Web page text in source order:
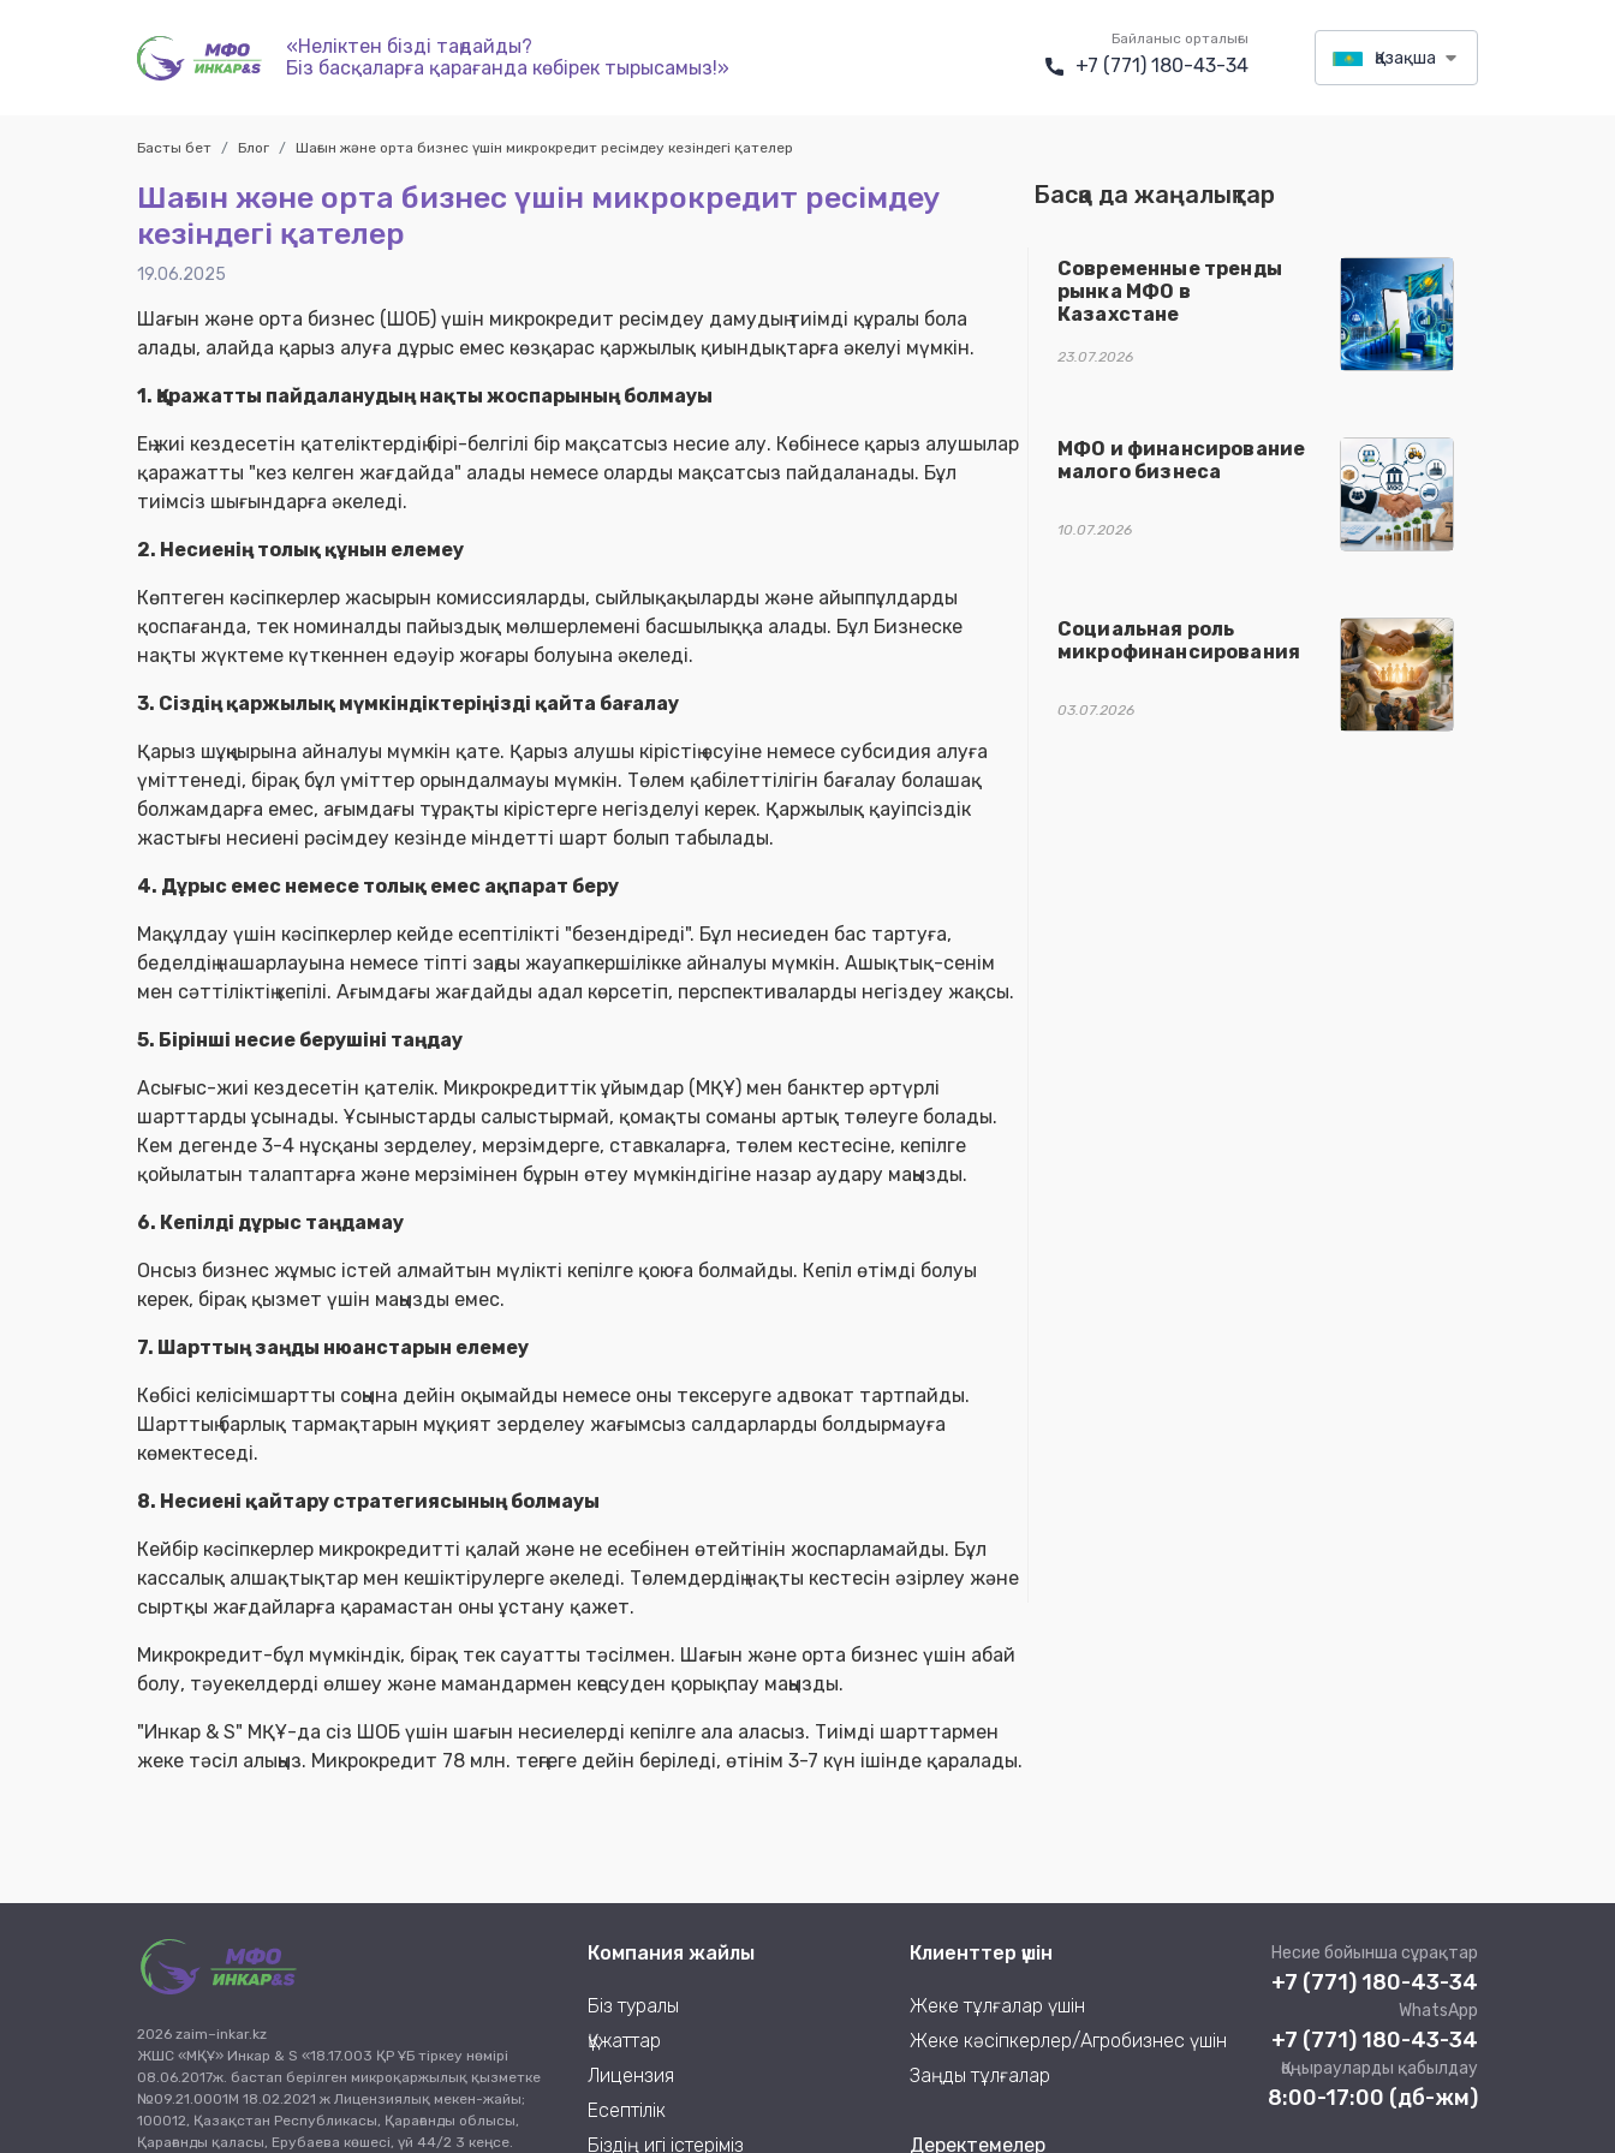
«Неліктен бізді таңдайды?
Біз басқаларға қарағанда көбірек тырысамыз!»
Байланыс орталығы
+7 (771) 180-43-34 Қазақша
Басты бет Блог Шағын және орта бизнес үшін микрокредит ресімдеу кезіндегі қателер
Шағын және орта бизнес үшін микрокредит ресімдеу
кезіндегі қателер
19.06.2025
Шағын және орта бизнес (ШОБ) үшін микрокредит ресімдеу дамудың тиімді құралы бола
алады, алайда қарыз алуға дұрыс емес көзқарас қаржылық қиындықтарға әкелуі мүмкін.
1. Қаражатты пайдаланудың нақты жоспарының болмауы
Ең жиі кездесетін қателіктердің бірі-белгілі бір мақсатсыз несие алу. Көбінесе қарыз алушылар
қаражатты "кез келген жағдайда" алады немесе оларды мақсатсыз пайдаланады. Бұл
тиімсіз шығындарға әкеледі.
2. Несиенің толық құнын елемеу
Көптеген кәсіпкерлер жасырын комиссияларды, сыйлықақыларды және айыппұлдарды
қоспағанда, тек номиналды пайыздық мөлшерлемені басшылыққа алады. Бұл Бизнеске
нақты жүктеме күткеннен едәуір жоғары болуына әкеледі.
3. Сіздің қаржылық мүмкіндіктеріңізді қайта бағалау
Қарыз шұңқырына айналуы мүмкін қате. Қарыз алушы кірістің өсуіне немесе субсидия алуға
үміттенеді, бірақ бұл үміттер орындалмауы мүмкін. Төлем қабілеттілігін бағалау болашақ
болжамдарға емес, ағымдағы тұрақты кірістерге негізделуі керек. Қаржылық қауіпсіздік
жастығы несиені рәсімдеу кезінде міндетті шарт болып табылады.
4. Дұрыс емес немесе толық емес ақпарат беру
Мақұлдау үшін кәсіпкерлер кейде есептілікті "безендіреді". Бұл несиеден бас тартуға,
беделдің нашарлауына немесе тіпті заңды жауапкершілікке айналуы мүмкін. Ашықтық-сенім
мен сәттіліктің кепілі. Ағымдағы жағдайды адал көрсетіп, перспективаларды негіздеу жақсы.
5. Бірінші несие берушіні таңдау
Асығыс-жиі кездесетін қателік. Микрокредиттік ұйымдар (МҚҰ) мен банктер әртүрлі
шарттарды ұсынады. Ұсыныстарды салыстырмай, қомақты соманы артық төлеуге болады.
Кем дегенде 3-4 нұсқаны зерделеу, мерзімдерге, ставкаларға, төлем кестесіне, кепілге
қойылатын талаптарға және мерзімінен бұрын өтеу мүмкіндігіне назар аудару маңызды.
6. Кепілді дұрыс таңдамау
Онсыз бизнес жұмыс істей алмайтын мүлікті кепілге қоюға болмайды. Кепіл өтімді болуы
керек, бірақ қызмет үшін маңызды емес.
7. Шарттың заңды нюанстарын елемеу
Көбісі келісімшартты соңына дейін оқымайды немесе оны тексеруге адвокат тартпайды.
Шарттың барлық тармақтарын мұқият зерделеу жағымсыз салдарларды болдырмауға
көмектеседі.
8. Несиені қайтару стратегиясының болмауы
Кейбір кәсіпкерлер микрокредитті қалай және не есебінен өтейтінін жоспарламайды. Бұл
кассалық алшақтықтар мен кешіктірулерге әкеледі. Төлемдердің нақты кестесін әзірлеу және
сыртқы жағдайларға қарамастан оны ұстану қажет.
Микрокредит-бұл мүмкіндік, бірақ тек сауатты тәсілмен. Шағын және орта бизнес үшін абай
болу, тәуекелдерді өлшеу және мамандармен кеңесуден қорықпау маңызды.
"Инкар & S" МҚҰ-да сіз ШОБ үшін шағын несиелерді кепілге ала аласыз. Тиімді шарттармен
жеке тәсіл алыңыз. Микрокредит 78 млн. теңгеге дейін беріледі, өтінім 3-7 күн ішінде қаралады.
Басқа да жаңалықтар
Современные тренды
рынка МФО в
Казахстане
23.07.2026
МФО и финансирование
малого бизнеса
10.07.2026
Социальная роль
микрофинансирования
03.07.2026
2026 zaim–inkar.kz
ЖШС «МҚҰ» Инкар & S «18.17.003 ҚР ҰБ тіркеу нөмірі
08.06.2017ж. бастап берілген микроқаржылық қызметке
№09.21.0001М 18.02.2021 ж Лицензиялық мекен-жайы;
100012, Қазақстан Республикасы, Қарағанды облысы,
Қарағанды қаласы, Ерубаева көшесі, үй 44/2 3 кеңсе.
Компания жайлы
Біз туралы
Құжаттар
Лицензия
Есептілік
Біздің игі істеріміз
Клиенттер үшін
Жеке тұлғалар үшін
Жеке кәсіпкерлер/Агробизнес үшін
Заңды тұлғалар
Деректемелер
Несие бойынша сұрақтар
+7 (771) 180-43-34
WhatsApp
+7 (771) 180-43-34
Қоңырауларды қабылдау
8:00-17:00 (дб-жм)